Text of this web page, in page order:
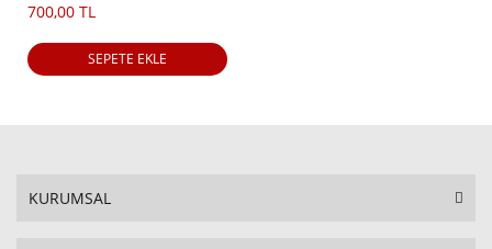
700,00 TL
SEPETE EKLE
KURUMSAL